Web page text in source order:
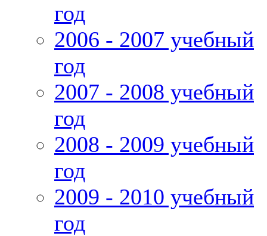
год
2006 - 2007 учебный
год
2007 - 2008 учебный
год
2008 - 2009 учебный
год
2009 - 2010 учебный
год